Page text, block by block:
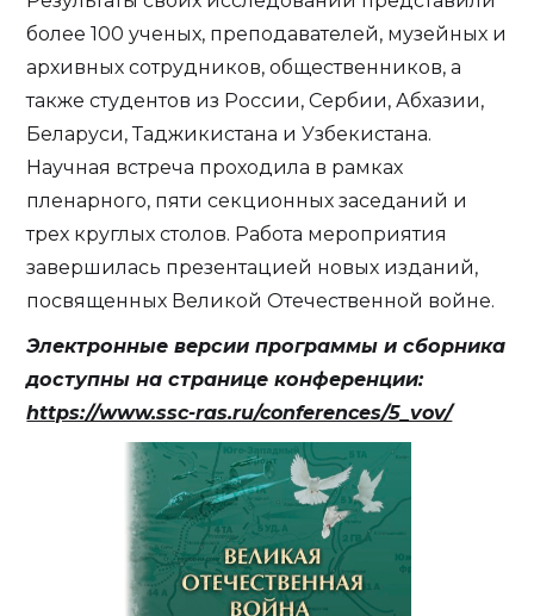
более 100 ученых, преподавателей, музейных и
архивных сотрудников, общественников, а
также студентов из России, Сербии, Абхазии,
Беларуси, Таджикистана и Узбекистана.
Научная встреча проходила в рамках
пленарного, пяти секционных заседаний и
трех круглых столов. Работа мероприятия
завершилась презентацией новых изданий,
посвященных Великой Отечественной войне.
Электронные версии программы и сборника
доступны на странице конференции:
https://www.ssc-ras.ru/conferences/5_vov/